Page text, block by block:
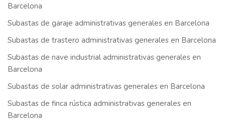
Barcelona
Subastas de garaje administrativas generales en Barcelona
Subastas de trastero administrativas generales en Barcelona
Subastas de nave industrial administrativas generales en
Barcelona
Subastas de solar administrativas generales en Barcelona
Subastas de finca rústica administrativas generales en
Barcelona